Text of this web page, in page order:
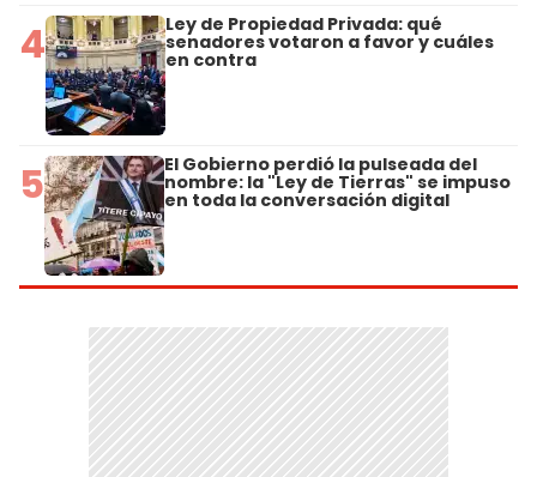
4 Ley de Propiedad Privada: qué
senadores votaron a favor y cuáles
en contra
5 El Gobierno perdió la pulseada del
nombre: la "Ley de Tierras" se impuso
en toda la conversación digital